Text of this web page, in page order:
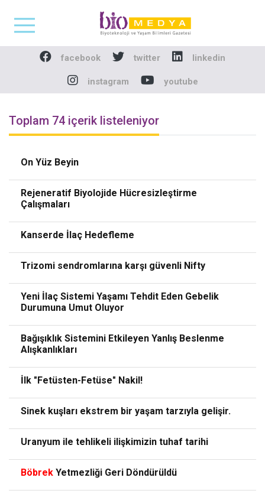
Biomedya -
facebook twitter linkedin
instagram youtube
Toplam 74 içerik listeleniyor
On Yüz Beyin
Rejeneratif Biyolojide Hücresizleştirme
Çalışmaları
Kanserde İlaç Hedefleme
Trizomi sendromlarına karşı güvenli Nifty
Yeni İlaç Sistemi Yaşamı Tehdit Eden Gebelik
Durumuna Umut Oluyor
Bağışıklık Sistemini Etkileyen Yanlış Beslenme
Alışkanlıkları
İlk "Fetüsten-Fetüse" Nakil!
Sinek kuşları ekstrem bir yaşam tarzıyla gelişir.
Uranyum ile tehlikeli ilişkimizin tuhaf tarihi
Böbrek Yetmezliği Geri Döndürüldü